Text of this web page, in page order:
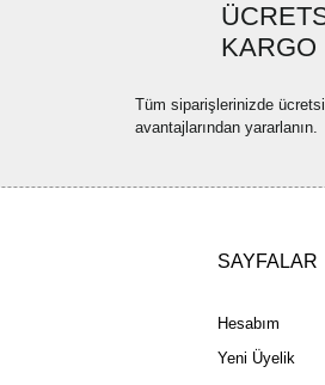
Bu ürüne benzer
KARGO
Tüm siparişlerinizde
avantajlarından yararlanın.
SAYFALAR
Hesabım
Yeni Üyelik